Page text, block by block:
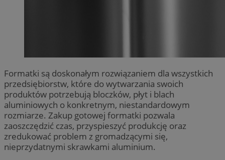
Formatki są doskonałym rozwiązaniem dla wszystkich
przedsiębiorstw, które do wytwarzania swoich
produktów potrzebują bloczków, płyt i blach
aluminiowych o konkretnym, niestandardowym
rozmiarze. Zakup gotowej formatki pozwala
zaoszczędzić czas, przyspieszyć produkcję oraz
zredukować problem z gromadzącymi się,
nieprzydatnymi skrawkami aluminium.